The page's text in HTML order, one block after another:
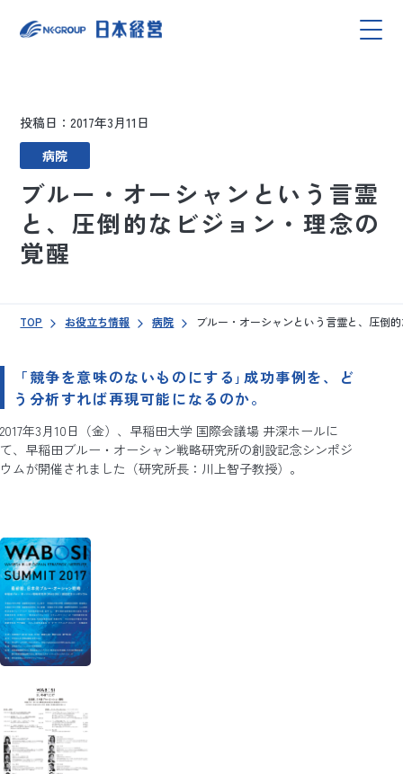
投稿日：2017年3月11日
病院
ブルー・オーシャンという言霊
と、圧倒的なビジョン・理念の
覚醒
TOP お役立ち情報 病院 ブルー・オーシャンという言霊と、圧倒
「競争を意味のないものにする｣成功事例を、ど
う分析すれば再現可能になるのか。
2017年3月10日（金）、早稲田大学 国際会議場 井深ホールに
て、早稲田ブルー・オーシャン戦略研究所の創設記念シンポジ
ウムが開催されました（研究所長：川上智子教授）。